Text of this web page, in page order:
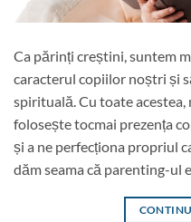
Ca părinți creștini, suntem
caracterul copiilor noștri și
spirituală. Cu toate acestea,
folosește tocmai prezența
și a ne perfecționa propriul
dăm seama că parenting-ul